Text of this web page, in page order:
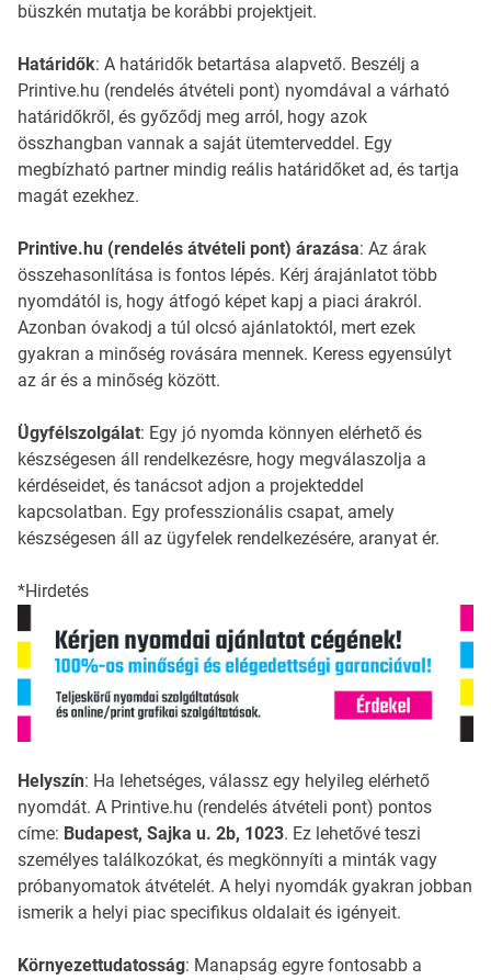
büszkén mutatja be korábbi projektjeit.
Határidők: A határidők betartása alapvető. Beszélj a
Printive.hu (rendelés átvételi pont) nyomdával a várható
határidőkről, és győződj meg arról, hogy azok
összhangban vannak a saját ütemterveddel. Egy
megbízható partner mindig reális határidőket ad, és tartja
magát ezekhez.
Printive.hu (rendelés átvételi pont) árazása: Az árak
összehasonlítása is fontos lépés. Kérj árajánlatot több
nyomdától is, hogy átfogó képet kapj a piaci árakról.
Azonban óvakodj a túl olcsó ajánlatoktól, mert ezek
gyakran a minőség rovására mennek. Keress egyensúlyt
az ár és a minőség között.
Ügyfélszolgálat: Egy jó nyomda könnyen elérhető és
készségesen áll rendelkezésre, hogy megválaszolja a
kérdéseidet, és tanácsot adjon a projekteddel
kapcsolatban. Egy professzionális csapat, amely
készségesen áll az ügyfelek rendelkezésére, aranyat ér.
*Hirdetés
Helyszín: Ha lehetséges, válassz egy helyileg elérhető
nyomdát. A Printive.hu (rendelés átvételi pont) pontos
címe: Budapest, Sajka u. 2b, 1023. Ez lehetővé teszi
személyes találkozókat, és megkönnyíti a minták vagy
próbanyomatok átvételét. A helyi nyomdák gyakran jobban
ismerik a helyi piac specifikus oldalait és igényeit.
Környezettudatosság: Manapság egyre fontosabb a